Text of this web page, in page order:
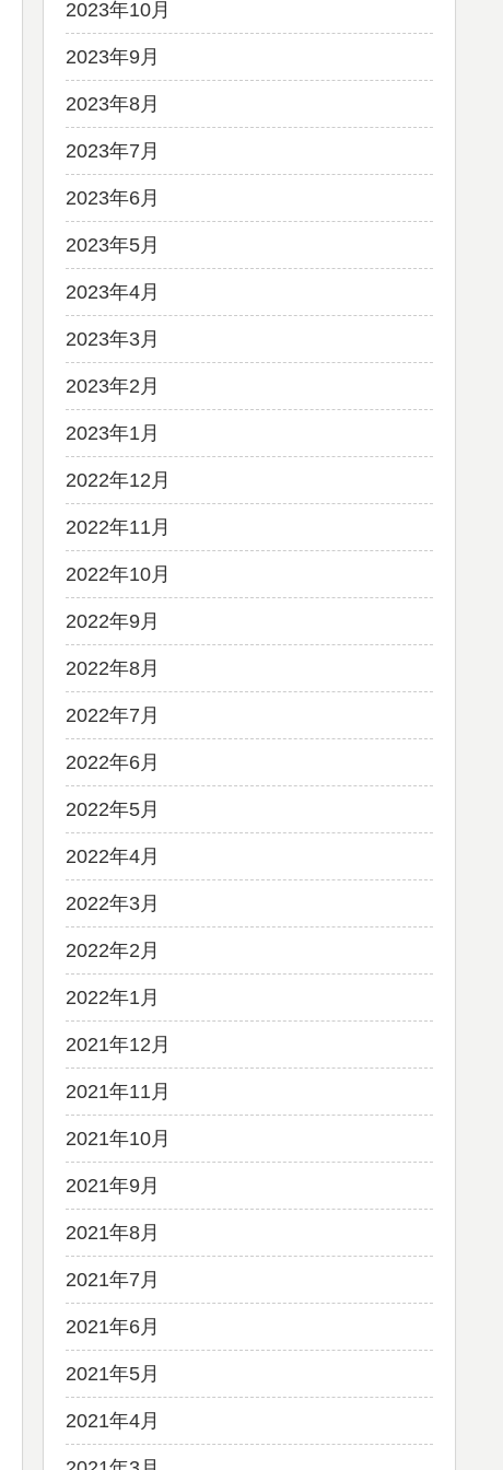
2023年10月
2023年9月
2023年8月
2023年7月
2023年6月
2023年5月
2023年4月
2023年3月
2023年2月
2023年1月
2022年12月
2022年11月
2022年10月
2022年9月
2022年8月
2022年7月
2022年6月
2022年5月
2022年4月
2022年3月
2022年2月
2022年1月
2021年12月
2021年11月
2021年10月
2021年9月
2021年8月
2021年7月
2021年6月
2021年5月
2021年4月